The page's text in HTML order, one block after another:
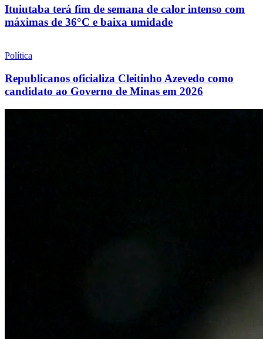
Ituiutaba terá fim de semana de calor intenso com
máximas de 36°C e baixa umidade
Política
Republicanos oficializa Cleitinho Azevedo como
candidato ao Governo de Minas em 2026